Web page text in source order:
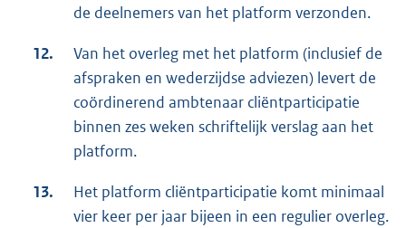
de deelnemers van het platform verzonden.
12.
Van het overleg met het platform (inclusief de
afspraken en wederzijdse adviezen) levert de
coördinerend ambtenaar cliëntparticipatie
binnen zes weken schriftelijk verslag aan het
platform.
13.
Het platform cliëntparticipatie komt minimaal
vier keer per jaar bijeen in een regulier overleg.